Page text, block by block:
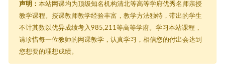
声明： 本站网课均为顶级知名机构清北等高等学府优秀名师亲授
教学课程。授课教师教学经验丰富，教学方法独特，带出的学生
不计其数以优异成绩考入985,211等高等学府。学习本站课程，
请珍惜每一位教师的网课教学，认真学习，相信您的付出会达到
您想要的理想成绩。